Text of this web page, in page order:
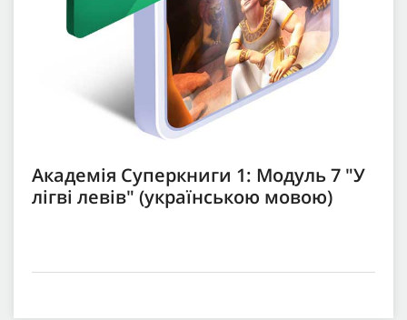
Академія Суперкниги 1: Модуль 7 "У
лігві левів" (українською мовою)